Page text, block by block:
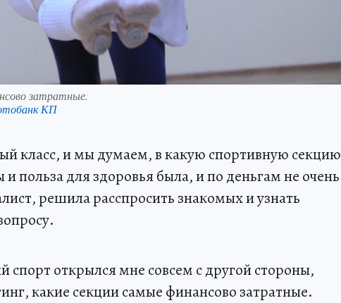
затратные.
КП
класс, и мы думаем, в какую спортивную секцию
и польза для здоровья была, и по деньгам не очень
решила расспросить знакомых и узнать
спорт открылся мне совсем с другой стороны,
какие секции самые финансово затратные.